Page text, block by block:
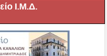
Ι.Μ.Δ.